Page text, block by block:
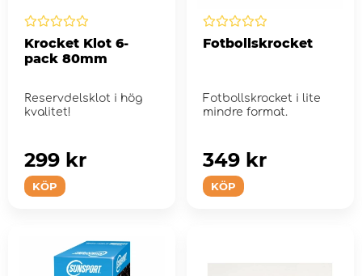
Krocket Klot 6-
pack 80mm
Reservdelsklot i hög
kvalitet!
KÖP
299 kr
Fotbollskrocket
Fotbollskrocket i lite
mindre format.
KÖP
349 kr